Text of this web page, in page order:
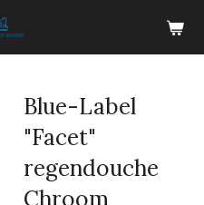
Blue-Label
"Facet"
regendouche
Chroom